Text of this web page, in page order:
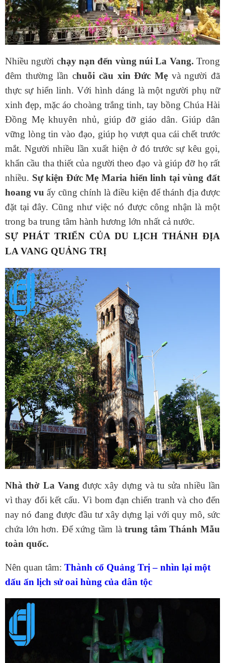
Nhiều người chạy nạn đến vùng núi La Vang. Trong
đêm thường lần chuỗi cầu xin Đức Mẹvà người đã
thực sự hiển linh. Với hình dáng là một người phụ nữ
xinh đẹp, mặc áo choàng trắng tinh, tay bồng Chúa Hài
Đồng Mẹ khuyên nhủ, giúp đỡ giáo dân. Giúp dân
vững lòng tin vào đạo, giúp họ vượt qua cái chết trước
mắt. Người nhiều lần xuất hiện ở đó trước sự kêu gọi,
khẩn cầu tha thiết của người theo đạo và giúp đỡ họ rất
nhiều. Sự kiện Đức Mẹ Maria hiển linh tại vùng đất
hoang vu ấy cũng chính là điều kiện để thánh địa được
đặt tại đây. Cũng như việc nó được công nhận là một
trong ba trung tâm hành hương lớn nhất cả nước.
SỰ PHÁT TRIỂN CỦA DU LỊCH THÁNH ĐỊA
LA VANG QUẢNG TRỊ
Nhà thờ La Vang được xây dựng và tu sửa nhiều lần
vì thay đổi kết cấu. Vì bom đạn chiến tranh và cho đến
nay nó đang được đầu tư xây dựng lại với quy mô, sức
chứa lớn hơn. Để xứng tầm làtrung tâm Thánh Mẫu
toàn quốc.
Nên quan tâm: Thành cổ Quảng Trị – nhìn lại một
dấu ấn lịch sử oai hùng của dân tộc